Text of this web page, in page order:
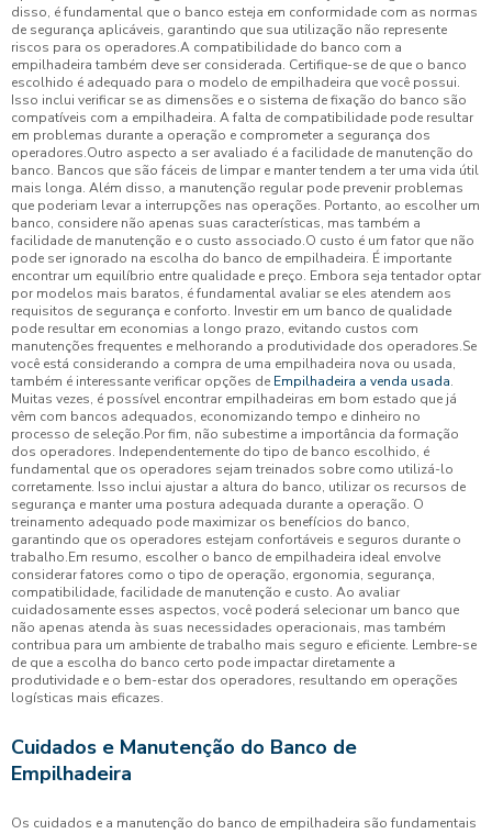
disso, é fundamental que o banco esteja em conformidade com as normas
de segurança aplicáveis, garantindo que sua utilização não represente
riscos para os operadores.A compatibilidade do banco com a
empilhadeira também deve ser considerada. Certifique-se de que o banco
escolhido é adequado para o modelo de empilhadeira que você possui.
Isso inclui verificar se as dimensões e o sistema de fixação do banco são
compatíveis com a empilhadeira. A falta de compatibilidade pode resultar
em problemas durante a operação e comprometer a segurança dos
operadores.Outro aspecto a ser avaliado é a facilidade de manutenção do
banco. Bancos que são fáceis de limpar e manter tendem a ter uma vida útil
mais longa. Além disso, a manutenção regular pode prevenir problemas
que poderiam levar a interrupções nas operações. Portanto, ao escolher um
banco, considere não apenas suas características, mas também a
facilidade de manutenção e o custo associado.O custo é um fator que não
pode ser ignorado na escolha do banco de empilhadeira. É importante
encontrar um equilíbrio entre qualidade e preço. Embora seja tentador optar
por modelos mais baratos, é fundamental avaliar se eles atendem aos
requisitos de segurança e conforto. Investir em um banco de qualidade
pode resultar em economias a longo prazo, evitando custos com
manutenções frequentes e melhorando a produtividade dos operadores.Se
você está considerando a compra de uma empilhadeira nova ou usada,
também é interessante verificar opções de Empilhadeira a venda usada.
Muitas vezes, é possível encontrar empilhadeiras em bom estado que já
vêm com bancos adequados, economizando tempo e dinheiro no
processo de seleção.Por fim, não subestime a importância da formação
dos operadores. Independentemente do tipo de banco escolhido, é
fundamental que os operadores sejam treinados sobre como utilizá-lo
corretamente. Isso inclui ajustar a altura do banco, utilizar os recursos de
segurança e manter uma postura adequada durante a operação. O
treinamento adequado pode maximizar os benefícios do banco,
garantindo que os operadores estejam confortáveis e seguros durante o
trabalho.Em resumo, escolher o banco de empilhadeira ideal envolve
considerar fatores como o tipo de operação, ergonomia, segurança,
compatibilidade, facilidade de manutenção e custo. Ao avaliar
cuidadosamente esses aspectos, você poderá selecionar um banco que
não apenas atenda às suas necessidades operacionais, mas também
contribua para um ambiente de trabalho mais seguro e eficiente. Lembre-se
de que a escolha do banco certo pode impactar diretamente a
produtividade e o bem-estar dos operadores, resultando em operações
logísticas mais eficazes.
Cuidados e Manutenção do Banco de
Empilhadeira
Os cuidados e a manutenção do banco de empilhadeira são fundamentais